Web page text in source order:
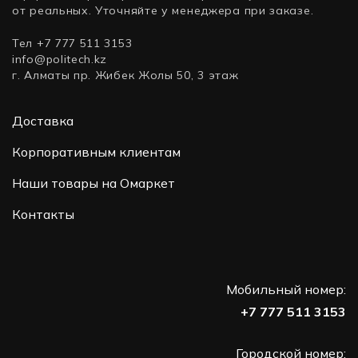
от реальных. Уточняйте у менеджера при заказе.
Тел +7 777 511 3153
info@politech.kz
г. Алматы пр. Жибек Жолы 50, 3 этаж
Доставка
Корпоративным клиентам
Наши товары на Омаркет
Контакты
Мобильный номер:
+7 777 511 3153
Городской номер: